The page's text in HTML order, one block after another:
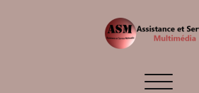
Toggle